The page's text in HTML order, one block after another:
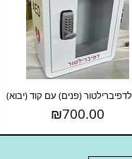
לדפיברילטור (פנים) עם קוד (יבוא)
Price
₪700.00